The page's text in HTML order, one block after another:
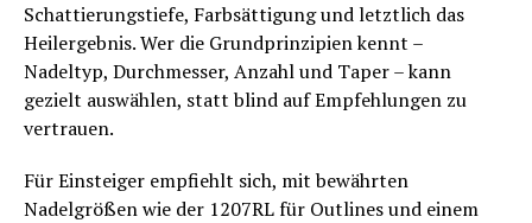
Schattierungstiefe, Farbsättigung und letztlich das
Heilergebnis. Wer die Grundprinzipien kennt –
Nadeltyp, Durchmesser, Anzahl und Taper – kann
gezielt auswählen, statt blind auf Empfehlungen zu
vertrauen.
Für Einsteiger empfiehlt sich, mit bewährten
Nadelgrößen wie der 1207RL für Outlines und einem